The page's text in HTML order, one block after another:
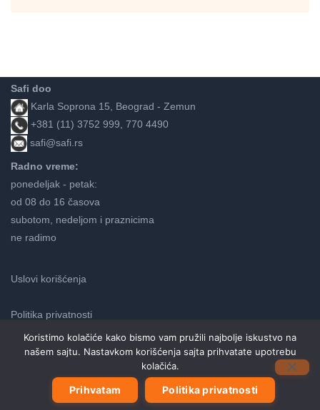
Safi doo
Karla Soprona 15, Beograd - Zemun
+381 (11) 3752 999, 770 4490
safi@safi.rs
Radno vreme:
ponedeljak - petak:
od 08 do 16 časova
subotom, nedeljom i praznicima
ne radimo
Uslovi korišćenja
Politika privatnosti
Neve
| Pokreće
WordPress
Koristimo kolačiće kako bismo vam pružili najbolje iskustvo na
našem sajtu. Nastavkom korišćenja sajta prihvatate upotrebu
kolačića.
Prihvatam Politika privatnosti